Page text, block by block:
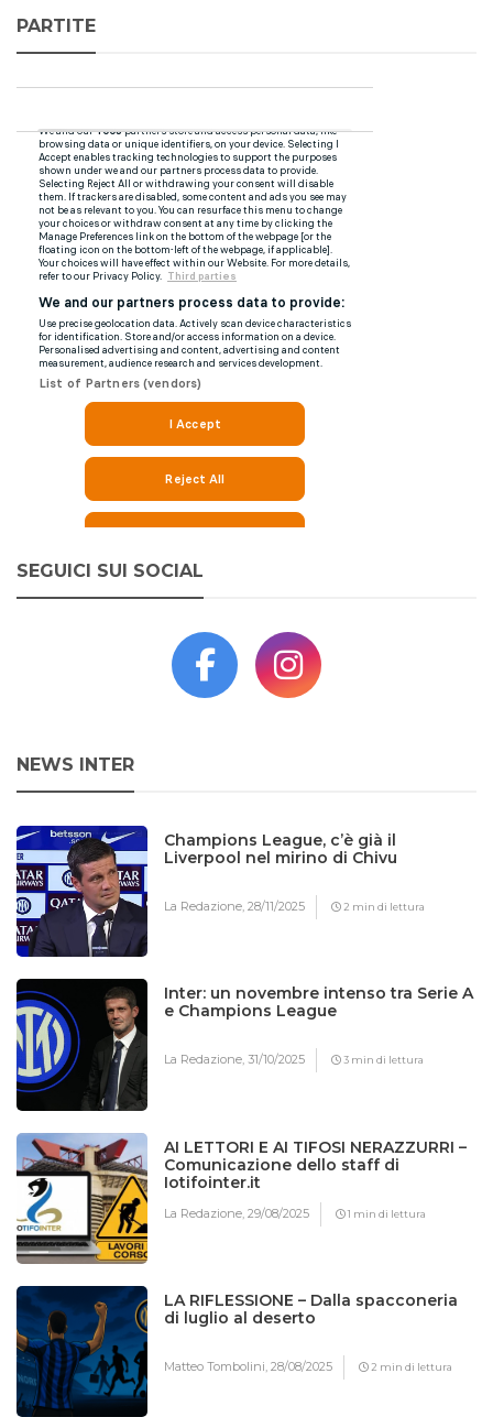
PARTITE
SEGUICI SUI SOCIAL
NEWS INTER
Champions League, c’è già il
Liverpool nel mirino di Chivu
La Redazione,28/11/2025 2 min di lettura
Inter: un novembre intenso tra Serie A
e Champions League
La Redazione,31/10/2025 3 min di lettura
AI LETTORI E AI TIFOSI NERAZZURRI –
Comunicazione dello staff di
Iotifointer.it
La Redazione,29/08/2025 1 min di lettura
LA RIFLESSIONE – Dalla spacconeria
di luglio al deserto
Matteo Tombolini,28/08/2025 2 min di lettura